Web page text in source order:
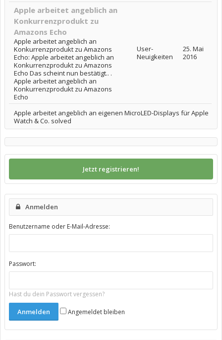
Apple arbeitet angeblich an
Konkurrenzprodukt zu
Amazons Echo
Apple arbeitet angeblich an
Konkurrenzprodukt zu Amazons
Echo: Apple arbeitet angeblich an
Konkurrenzprodukt zu Amazons
Echo Das scheint nun bestätigt.. .
Apple arbeitet angeblich an
Konkurrenzprodukt zu Amazons
Echo
User-
Neuigkeiten
25. Mai
2016
Apple arbeitet angeblich an eigenen MicroLED-Displays für Apple
Watch & Co. solved
Jetzt registrieren!
Anmelden
Benutzername oder E-Mail-Adresse:
Passwort:
Hast du dein Passwort vergessen?
Angemeldet bleiben